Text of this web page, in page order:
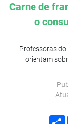
Carne de
o
Professoras do
orientam